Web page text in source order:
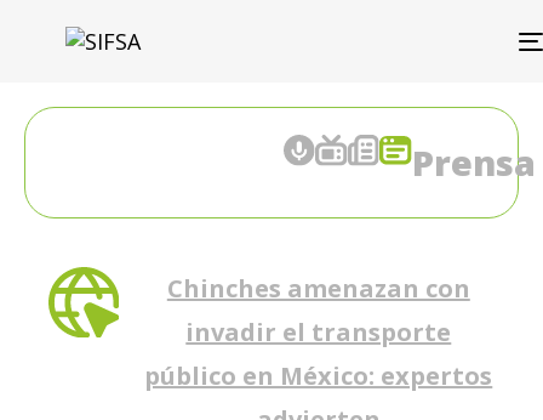
Prensa
Chinches amenazan con
invadir el transporte
público en México: expertos